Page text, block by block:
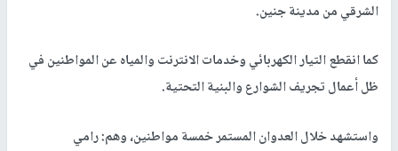
الشرقي من مدينة جنين.
كما انقطع التيار الكهربائي وخدمات الانترنت والمياه عن المواطنين في
ظل أعمال تجريف الشوارع والبنية التحتية.
واستشهد خلال العدوان المستمر خمسة مواطنين، وهم: رامي